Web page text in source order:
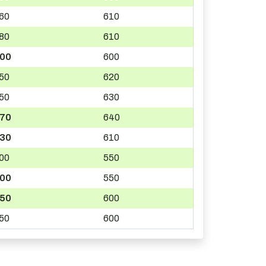
610
610
600
620
630
640
610
550
550
600
600